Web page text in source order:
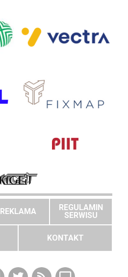
REKLAMA
REGULAMIN
SERWISU
KONTAKT